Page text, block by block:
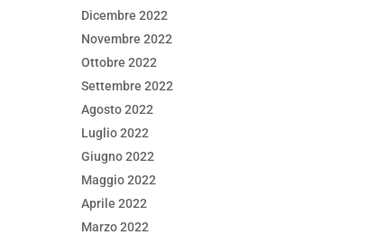
Dicembre 2022
Novembre 2022
Ottobre 2022
Settembre 2022
Agosto 2022
Luglio 2022
Giugno 2022
Maggio 2022
Aprile 2022
Marzo 2022